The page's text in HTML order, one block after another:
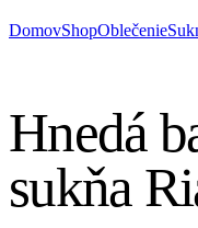
DomovShopOblečenie
Hnedá
sukňa